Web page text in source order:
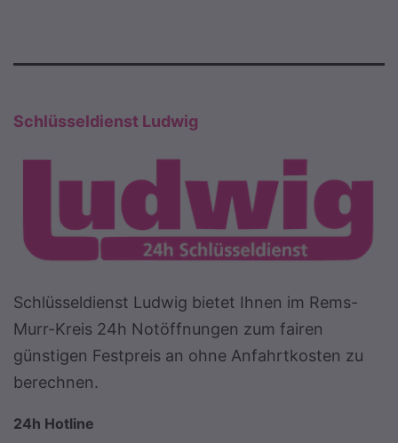
Schlüsseldienst Ludwig
Schlüsseldienst Ludwig bietet Ihnen im Rems-
Murr-Kreis 24h Notöffnungen zum fairen
günstigen Festpreis an ohne Anfahrtkosten zu
berechnen.
24h Hotline